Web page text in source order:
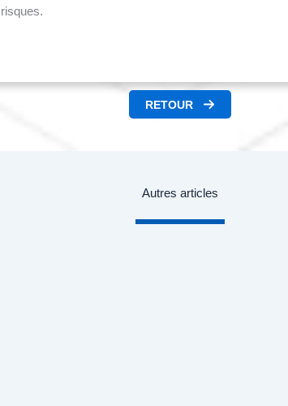
risques.
RETOUR
Autres articles